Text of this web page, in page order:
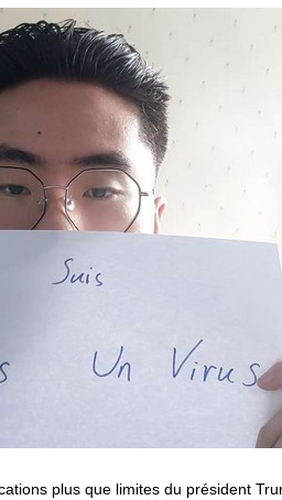
plus que limites du président